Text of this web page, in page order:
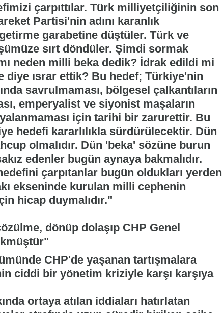
çarpıttılar. Türk milliyetçiliğinin son
Partisi'nin adını karanlık
garabetine düştüler. Türk ve
sırt döndüler. Şimdi sormak
mı neden milli beka dedik? İdrak edildi mi
diye ısrar ettik? Bu hedef; Türkiye'nin
savrulmaması, bölgesel çalkantıların
emperyalist ve siyonist maşaların
için tarihi bir zarurettir. Bu
hedefi kararlılıkla sürdürülecektir. Dün
olmalıdır. Dün 'beka' sözüne burun
edenler bugün aynaya bakmalıdır.
çarpıtanlar bugün oldukları yerden
ekseninde kurulan milli cephenin
hicap duymalıdır."
dönüp dolaşıp CHP Genel
CHP'de yaşanan tartışmalara
ciddi bir yönetim kriziyle karşı karşıya
ortaya atılan iddiaları hatırlatan